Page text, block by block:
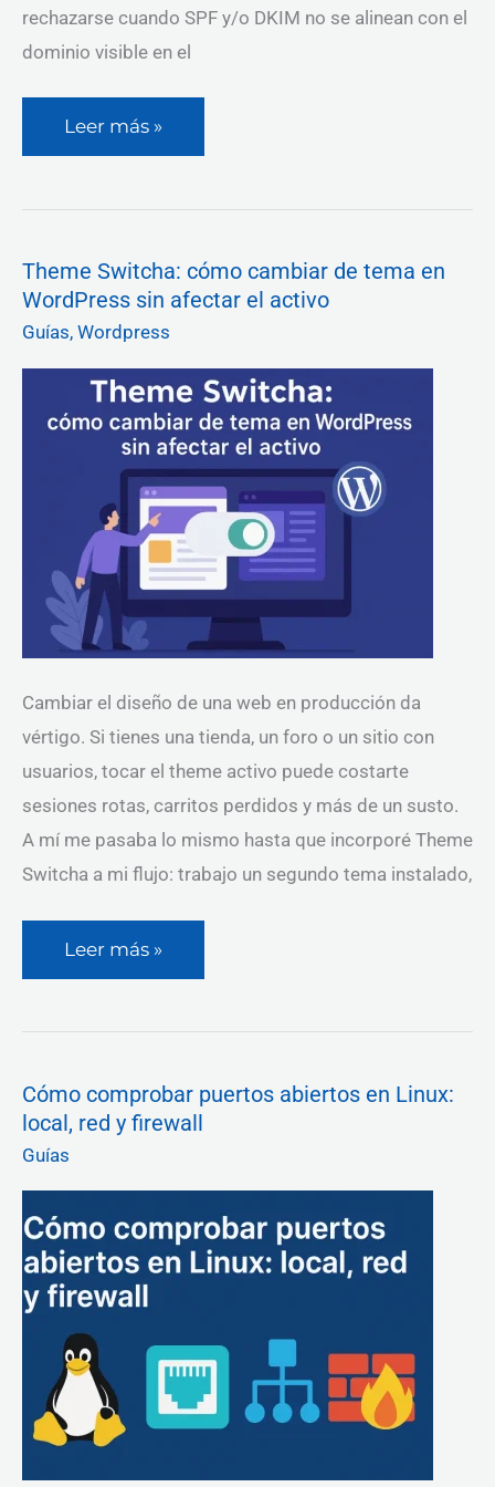
rechazarse cuando SPF y/o DKIM no se alinean con el
dominio visible en el
Leer más »
Theme Switcha: cómo cambiar de tema en
WordPress sin afectar el activo
Guías, Wordpress
Cambiar el diseño de una web en producción da
vértigo. Si tienes una tienda, un foro o un sitio con
usuarios, tocar el theme activo puede costarte
sesiones rotas, carritos perdidos y más de un susto.
A mí me pasaba lo mismo hasta que incorporé Theme
Switcha a mi flujo: trabajo un segundo tema instalado,
Theme
Switcha:
cómo
cambiar
de
WordPress
sin
afectar
Leer más »
Cómo comprobar puertos abiertos en Linux:
local, red y firewall
Guías
Cómo
comprobar
puertos
en
red
y
firewall